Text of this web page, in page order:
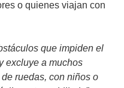
o quienes viajan con
que impiden el
excluye a muchos
ruedas, con niños o